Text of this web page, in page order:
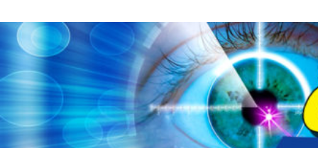
to
contentvinivida.lk